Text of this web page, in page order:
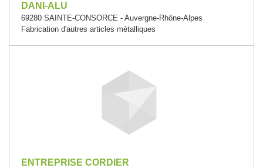
DANI-ALU
69280 SAINTE-CONSORCE - Auvergne-Rhône-Alpes
Fabrication d'autres articles métalliques
ENTREPRISE CORDIER